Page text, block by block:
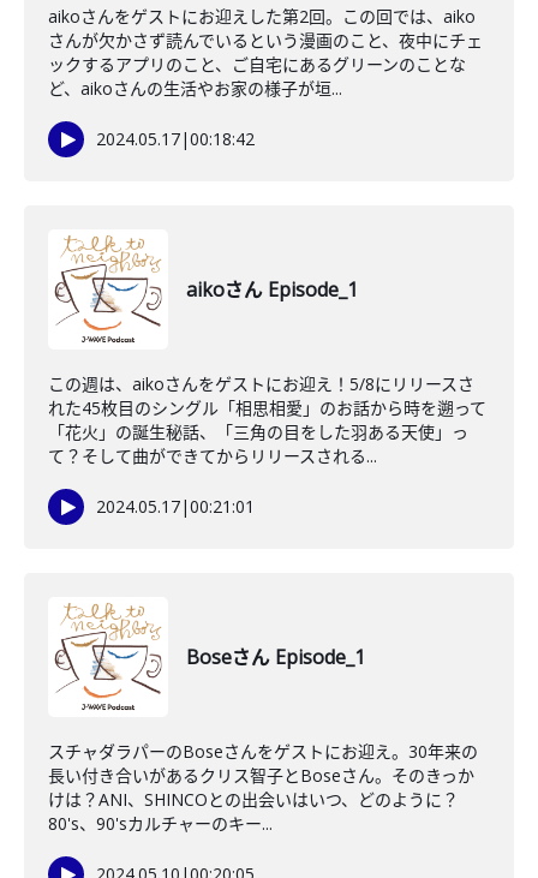
aikoさんをゲストにお迎えした第2回。この回では、aiko
さんが欠かさず読んでいるという漫画のこと、夜中にチェ
ックするアプリのこと、ご自宅にあるグリーンのことな
ど、aikoさんの生活やお家の様子が垣...
2024.05.17|00:18:42
aikoさん Episode_1
この週は、aikoさんをゲストにお迎え！5/8にリリースさ
れた45枚目のシングル「相思相愛」のお話から時を遡って
「花火」の誕生秘話、「三角の目をした羽ある天使」っ
て？そして曲ができてからリリースされる...
2024.05.17|00:21:01
Boseさん Episode_1
スチャダラパーのBoseさんをゲストにお迎え。30年来の
長い付き合いがあるクリス智子とBoseさん。そのきっか
けは？ANI、SHINCOとの出会いはいつ、どのように？
80's、90'sカルチャーのキー...